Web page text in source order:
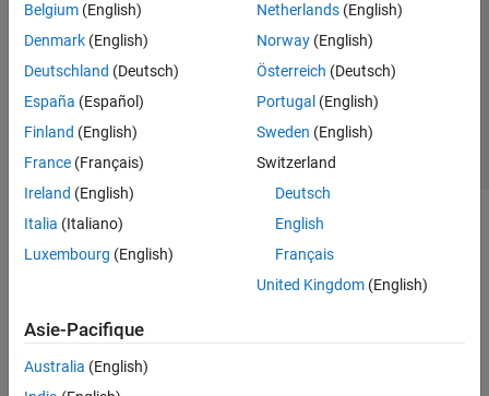
Belgium (English)
Denmark (English)
Deutschland (Deutsch)
España (Español)
Finland (English)
France (Français)
Ireland (English)
Italia (Italiano)
Luxembourg (English)
Netherlands(English)
Norway(English)
Österreich (Deutsch)
Portugal (English)
Sweden (English)
Switzerland
Deutsch
English
Français
United Kingdom(English)
Asie-Pacifique
Australia (English)
Lutte anti-piratage
Contacts locaux
© 1994-2026 The MathWorks, Inc.